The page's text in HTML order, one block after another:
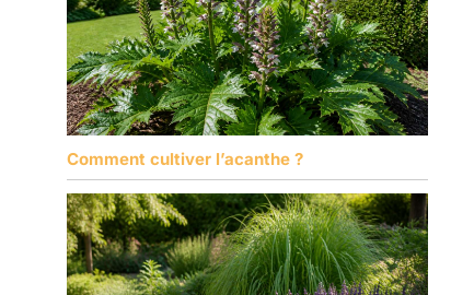
Comment cultiver l’acanthe ?